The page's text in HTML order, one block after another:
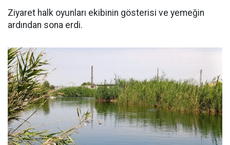
Ziyaret halk oyunları ekibinin gösterisi ve yemeğin
ardından sona erdi.